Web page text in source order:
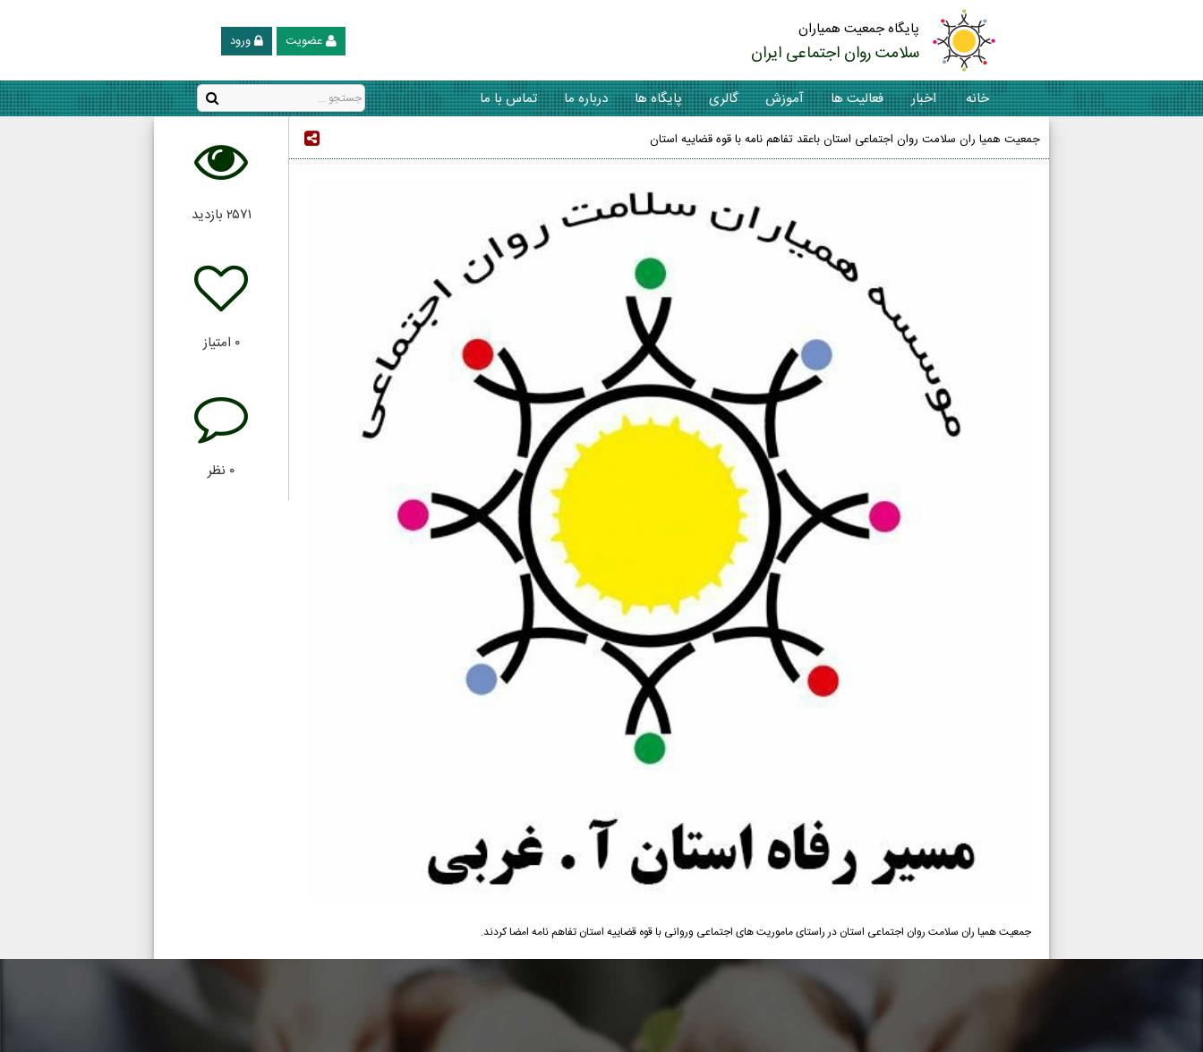
پایگاه جمعیت همیاران
سلامت روان اجتماعی ایران ورود عضویت
خانه اخبار فعالیت ها آموزش گالری پایگاه ها درباره ما تماس با ما
جمعیت همیا ران سلامت روان اجتماعی استان باعقد تفاهم نامه با قوه قضاییه استان
جمعیت همیا ران سلامت روان اجتماعی استان در راستای ماموریت های اجتماعی وروانی با قوه قضاییه استان تفاهم نامه امضا کردند.
۲۵۷۱ بازدید
۰ امتیاز
۰ نظر